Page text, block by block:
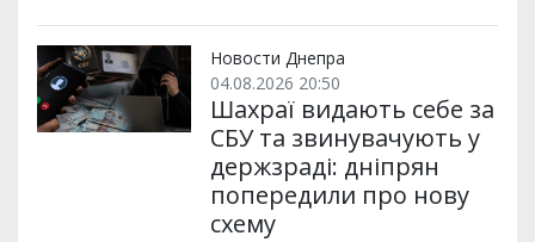
Новости Днепра
04.08.2026 20:50
Шахраї видають себе за
СБУ та звинувачують у
держзраді: дніпрян
попередили про нову
схему